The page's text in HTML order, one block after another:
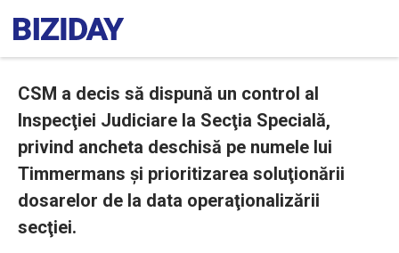
CSM a decis să dispună un control al
Inspecţiei Judiciare la Secţia Specială,
privind ancheta deschisă pe numele lui
Timmermans și prioritizarea soluţionării
dosarelor de la data operaţionalizării
secţiei.